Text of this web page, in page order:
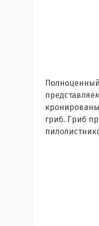
гриб. Гриб